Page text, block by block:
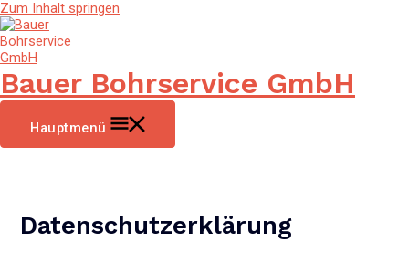
Zum Inhalt springen
Bauer Bohrservice GmbH
Hauptmenü
Datenschutzerklärung